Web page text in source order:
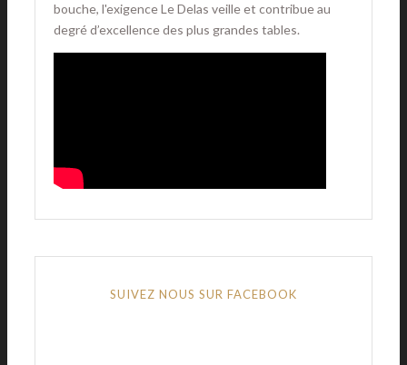
bouche, l'exigence Le Delas veille et contribue au
degré d’excellence des plus grandes tables.
SUIVEZ NOUS SUR FACEBOOK